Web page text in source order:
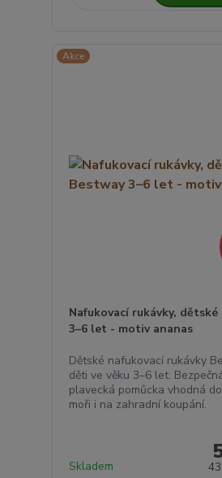
Akce
Nafukovací rukávky,
3–6 let - motiv ananas
Dětské nafukovací rukávky
děti ve věku 3–6 let.
plavecká pomůcka vhodná
moři i na zahradní koupání.
Skladem